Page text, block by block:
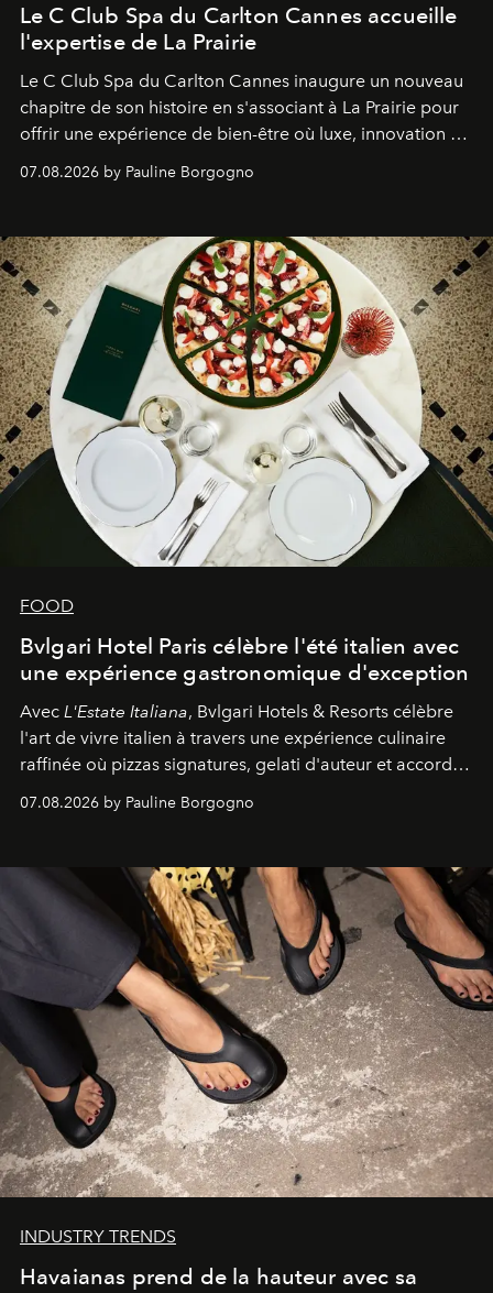
Le C Club Spa du Carlton Cannes accueille
l'expertise de La Prairie
Le C Club Spa du Carlton Cannes inaugure un nouveau
chapitre de son histoire en s'associant à La Prairie pour
offrir une expérience de bien-être où luxe, innovation et
07.08.2026 by Pauline Borgogno
FOOD
Bvlgari Hotel Paris célèbre l'été italien avec
une expérience gastronomique d'exception
Avec L'Estate Italiana, Bvlgari Hotels & Resorts célèbre
l'art de vivre italien à travers une expérience culinaire
raffinée où pizzas signatures, gelati d'auteur et accords
07.08.2026 by Pauline Borgogno
INDUSTRY TRENDS
Havaianas prend de la hauteur avec sa